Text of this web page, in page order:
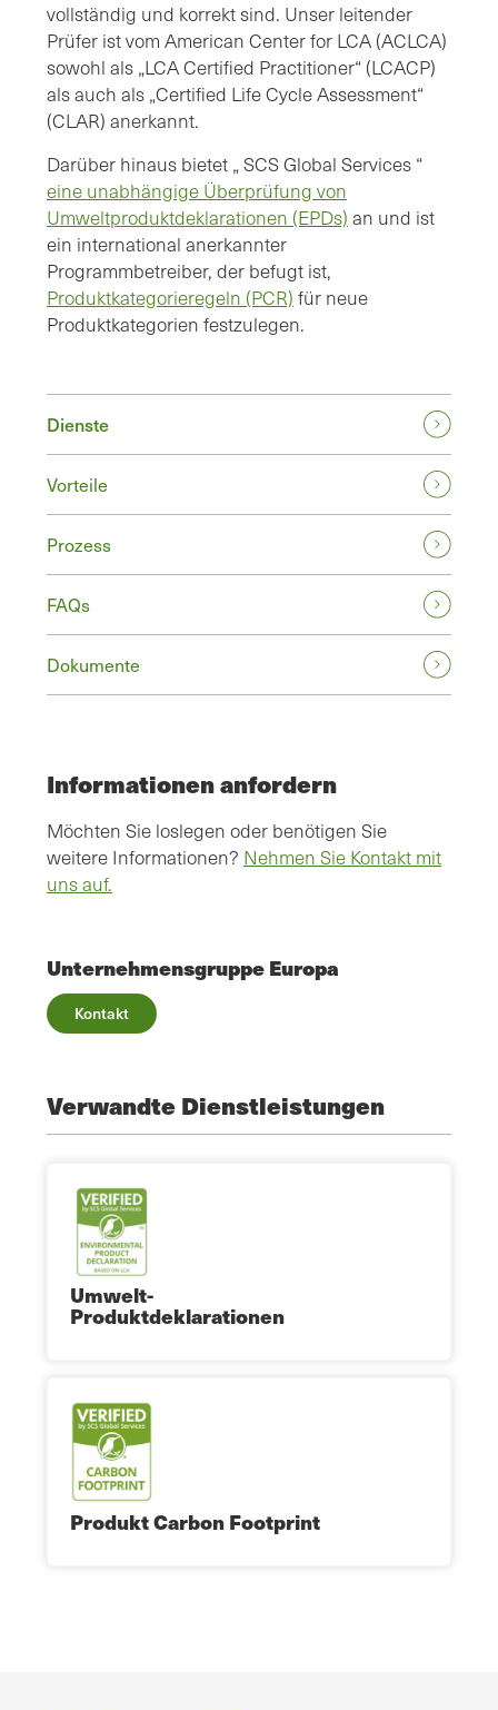
vollständig und korrekt sind. Unser leitender
Prüfer ist vom American Center for LCA (ACLCA)
sowohl als „LCA Certified Practitioner“ (LCACP)
als auch als „Certified Life Cycle Assessment“
(CLAR) anerkannt.
Darüber hinaus bietet „ SCS Global Services “
eine unabhängige Überprüfung von
Umweltproduktdeklarationen (EPDs) an und ist
ein international anerkannter
Programmbetreiber, der befugt ist,
Produktkategorieregeln (PCR) für neue
Produktkategorien festzulegen.
Dienste
Vorteile
Prozess
FAQs
Dokumente
Informationen anfordern
Möchten Sie loslegen oder benötigen Sie
weitere Informationen? Nehmen Sie Kontakt mit
uns auf.
Unternehmensgruppe Europa
Kontakt
Verwandte Dienstleistungen
Umwelt-
Produktdeklarationen
Produkt Carbon Footprint